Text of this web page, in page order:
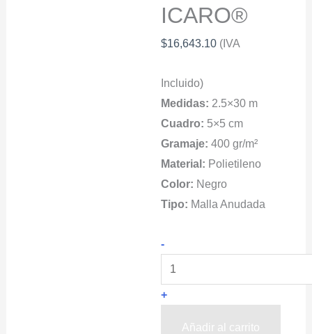
ICARO®
$16,643.10 (IVA
Incluido)
Medidas: 2.5×30 m
Cuadro: 5×5 cm
Gramaje: 400 gr/m²
Material: Polietileno
Color: Negro
Tipo: Malla Anudada
-Malla
de
seguridad
para
plataforma
+
Añadir al carrito